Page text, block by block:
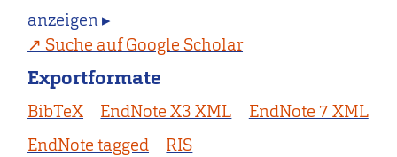
anzeigen ▸
Suche auf Google Scholar
Exportformate
BibTeX EndNote X3 XML
EndNote 7 XML
EndNote tagged
RIS